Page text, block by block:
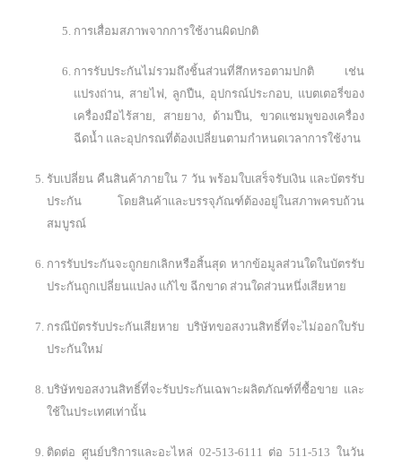
การเสื่อมสภาพจากการใช้งานผิดปกติ
การรับประกันไม่รวมถึงชิ้นส่วนที่สึกหรอตามปกติ เช่น
แปรงถ่าน, สายไฟ, ลูกปืน, อุปกรณ์ประกอบ, แบตเตอรี่ของ
เครื่องมือไร้สาย, สายยาง, ด้ามปืน, ขวดแชมพูของเครื่อง
ฉีดน้ำ และอุปกรณที่ต้องเปลี่ยนตามกำหนดเวลาการใช้งาน
รับเปลี่ยน คืนสินค้าภายใน 7 วัน พร้อมใบเสร็จรับเงิน และบัตรรับ
ประกัน โดยสินค้าและบรรจุภัณฑ์ต้องอยู่ในสภาพครบถ้วน
สมบูรณ์
การรับประกันจะถูกยกเลิกหรือสิ้นสุด หากข้อมูลส่วนใดในบัตรรับ
ประกันถูกเปลี่ยนแปลง แก้ไข ฉีกขาด ส่วนใดส่วนหนึ่งเสียหาย
กรณีบัตรรับประกันเสียหาย บริษัทขอสงวนสิทธิ์ที่จะไม่ออกใบรับ
ประกันใหม่
บริษัทขอสงวนสิทธิ์ที่จะรับประกันเฉพาะผลิตภัณฑ์ที่ซื้อขาย และ
ใช้ในประเทศเท่านั้น
ติดต่อ ศูนย์บริการและอะไหล่ 02-513-6111 ต่อ 511-513 ในวัน